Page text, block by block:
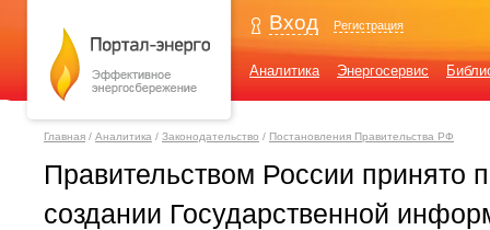
Вход Регистрация
Аналитика Энергосервис
Главная / Аналитика / Законодательство / Постановления Правительства РФ
Правительством России принято
создании Государственной